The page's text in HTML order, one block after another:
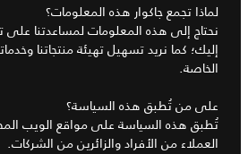
لماذا تجمع جاكوار هذه المعلومات؟
نحتاج إلى هذه المعلومات لمساعدتنا على
إليك؛ كما نريد تسهيل تهيئة منتجاتنا
الخاصة.
على من تُطبق هذه السياسة؟
تُطبق هذه السياسة على مواقع الويب
العملاء من الأفراد والزائرين من الشركات.